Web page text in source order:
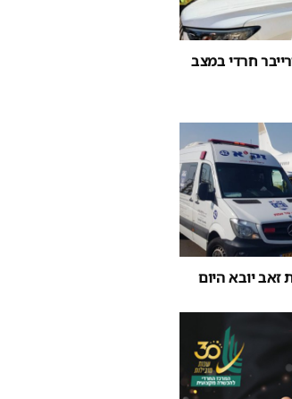
חרדי במצב
יובא היום